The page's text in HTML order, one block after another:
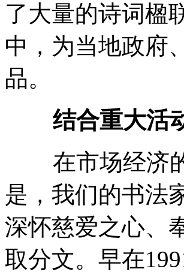
了大量的诗词楹
中，为当地政府
品。
结合重大活
在市场经济的
是，我们的书法
深怀慈爱之心、
取分文。早在